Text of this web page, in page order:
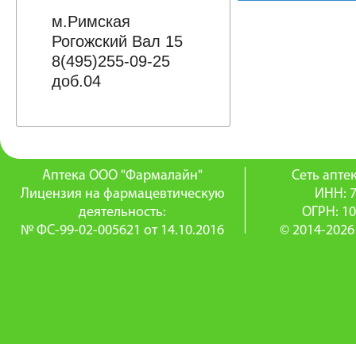
м.Римская
Рогожский Вал 15
8(495)255-09-25
доб.04
Аптека ООО "Фармалайн"
Лицензия на фармацевтическую
деятельность:
№ ФС-99-02-005621 от 14.10.2016
Сеть
ИНН:
ОГРН:
© 2014-